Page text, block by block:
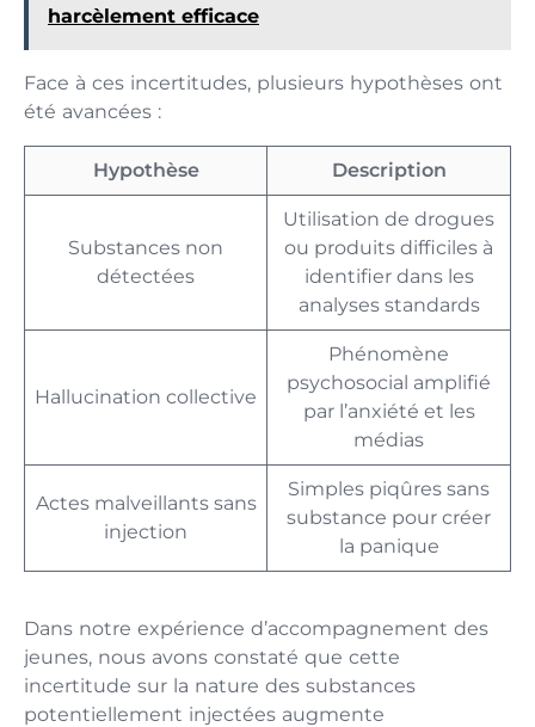
harcèlement efficace
Face à ces incertitudes, plusieurs hypothèses ont
été avancées :
Hypothèse Description
Substances non
détectées
Utilisation de drogues
ou produits difficiles à
identifier dans les
analyses standards
Hallucination collective
Phénomène
psychosocial amplifié
par l’anxiété et les
médias
Actes malveillants sans
injection
Simples piqûres sans
substance pour créer
la panique
Dans notre expérience d’accompagnement des
jeunes, nous avons constaté que cette
incertitude sur la nature des substances
potentiellement injectées augmente